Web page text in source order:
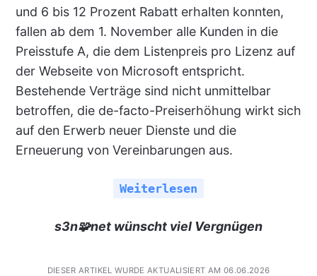
und 6 bis 12 Prozent Rabatt erhalten konnten,
fallen ab dem 1. November alle Kunden in die
Preisstufe A, die dem Listenpreis pro Lizenz auf
der Webseite von Microsoft entspricht.
Bestehende Verträge sind nicht unmittelbar
betroffen, die de-facto-Preiserhöhung wirkt sich
auf den Erwerb neuer Dienste und die
Erneuerung von Vereinbarungen aus.
Weiterlesen
s3n🧩net wünscht viel Vergnügen
DIESER ARTIKEL WURDE AKTUALISIERT AM 06.06.2026